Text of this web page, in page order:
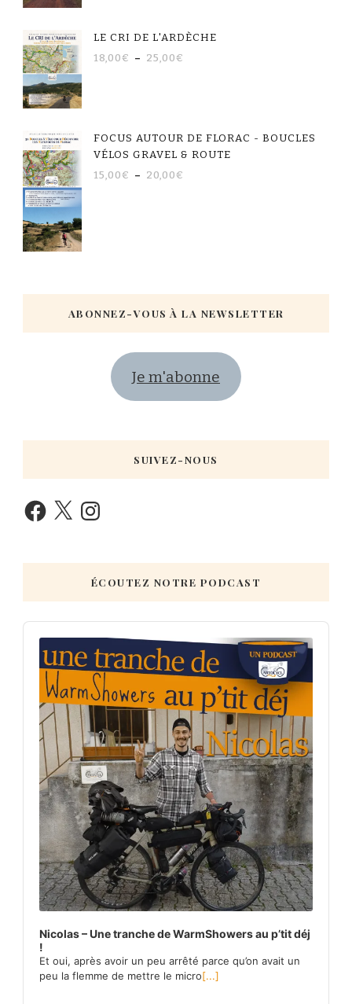
LE CRI DE L'ARDÈCHE
18,00€ – 25,00€
FOCUS AUTOUR DE FLORAC - BOUCLES
VÉLOS GRAVEL & ROUTE
15,00€ – 20,00€
ABONNEZ-VOUS À LA NEWSLETTER
Je m'abonne
SUIVEZ-NOUS
ÉCOUTEZ NOTRE PODCAST
Audio
Player
Nicolas – Une tranche de WarmShowers au p’tit déj
!
Et oui, après avoir un peu arrêté parce qu’on avait un
peu la flemme de mettre le micro[...]